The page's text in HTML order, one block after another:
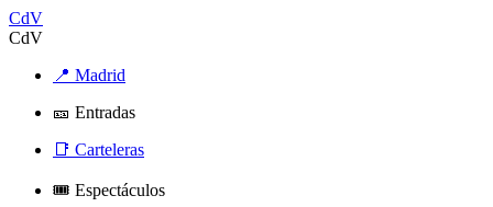
CdV
CdV
📍 Madrid
🎫 Entradas
📑 Carteleras
🎟️ Espectáculos